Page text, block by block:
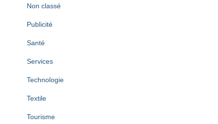
Non classé
Publicité
Santé
Services
Technologie
Textile
Tourisme